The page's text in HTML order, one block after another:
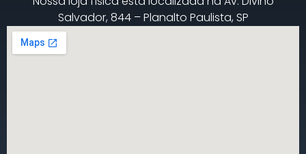
Salvador, 844 – Planalto Paulista, SP